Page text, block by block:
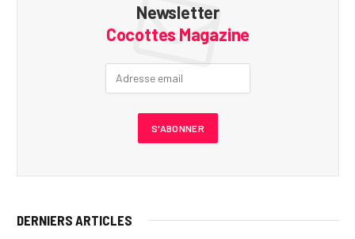
Newsletter
Cocottes Magazine
DERNIERS ARTICLES